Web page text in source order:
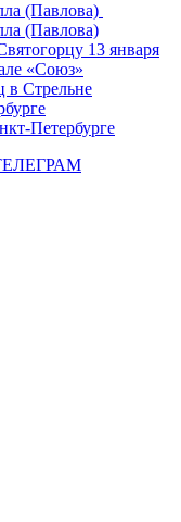
(Павлова)
(Павлова)
13 января
«Союз»
в Стрельне
Петербурге